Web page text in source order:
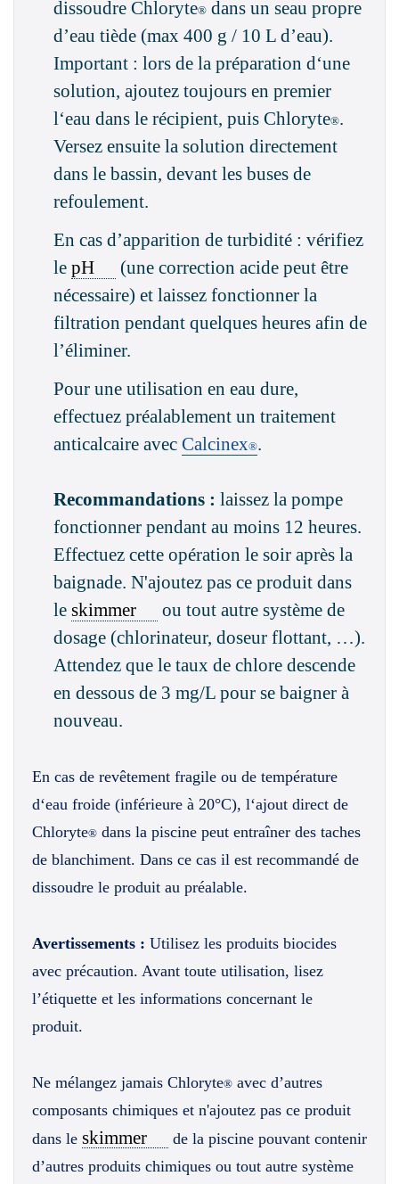
dissoudre Chloryte® dans un seau propre
d’eau tiède (max 400 g / 10 L d’eau).
Important : lors de la préparation d‘une
solution, ajoutez toujours en premier
l‘eau dans le récipient, puis Chloryte®.
Versez ensuite la solution directement
dans le bassin, devant les buses de
refoulement.
En cas d’apparition de turbidité : vérifiez
le pH
(une correction acide peut être
nécessaire) et laissez fonctionner la
filtration pendant quelques heures afin de
l’éliminer.
Pour une utilisation en eau dure,
effectuez préalablement un traitement
anticalcaire avec Calcinex®.
Recommandations : laissez la pompe
fonctionner pendant au moins 12 heures.
Effectuez cette opération le soir après la
baignade. N'ajoutez pas ce produit dans
le skimmer
ou tout autre système de
dosage (chlorinateur, doseur flottant, …).
Attendez que le taux de chlore descende
en dessous de 3 mg/L pour se baigner à
nouveau.
En cas de revêtement fragile ou de température
d‘eau froide (inférieure à 20°C), l‘ajout direct de
Chloryte® dans la piscine peut entraîner des taches
de blanchiment. Dans ce cas il est recommandé de
dissoudre le produit au préalable.
Avertissements : Utilisez les produits biocides
avec précaution. Avant toute utilisation, lisez
l’étiquette et les informations concernant le
produit.
Ne mélangez jamais Chloryte® avec d’autres
composants chimiques et n'ajoutez pas ce produit
dans le skimmer
de la piscine pouvant contenir
d’autres produits chimiques ou tout autre système